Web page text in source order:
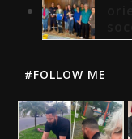
#FOLLOW ME